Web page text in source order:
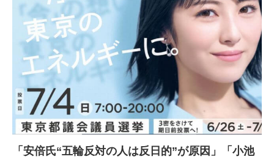
LIFE ENDING JOURNAL
AI JOURNAL
REAL ESTATE BROKERAGE JOURNAL
SMART MARKETING JOURNAL
BPaaS JOURNAL
ADOPTABLE DOG JOURNAL
「安倍氏“五輪反対の人は反日的”が原因」「小池